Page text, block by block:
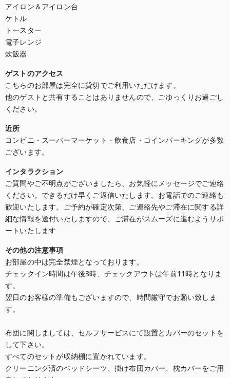
アイロン＆アイロン台
ケトル
トースター
電子レンジ
炊飯器
ゲストのアクセス
こちらのお部屋は完全に貸切でご利用いただけます。
他のゲストと共有することはありませんので、ごゆっくりお過ごし
ください。
近所
コンビニ・スーパーマーケット・飲食店・コインパーキングが多数
ございます。
インタラクション
ご質問やご不明点がございましたら、お気軽にメッセージでご連絡
ください。できるだけ早くご返信いたします。お電話でのご連絡も
歓迎いたします。ご予約が確定次第、ご連絡先やご滞在に関する詳
細な情報を送付いたしますので、ご滞在がスムーズに進むようサポ
ートいたします
その他の注意事項
お部屋の中は完全禁煙となっております。
チェックイン時間は午後3時、チェックアウトは午前11時となりま
す。
翌日のお客様の準備もございますので、時間厳守でお願い致しま
す。
布団に関しましては、セルフサービスにて設置とカバーのセットを
して下さい。
すべてのセットが収納棚に置かれています。
クリーニング済のベッドシーツ、掛け布団カバー、枕カバーをご用